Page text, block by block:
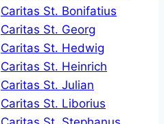
Caritas St. Bonifatius
Caritas St. Georg
Caritas St. Hedwig
Caritas St. Heinrich
Caritas St. Julian
Caritas St. Liborius